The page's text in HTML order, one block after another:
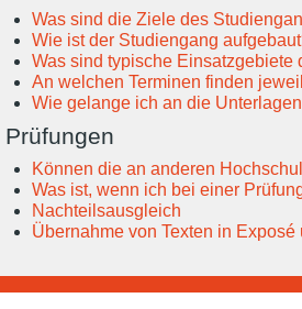
Was sind die Ziele des
Wie ist der Studiengang
Was sind typische Einsatzgebiete
An welchen Terminen finden
Wie gelange ich an die
Prüfungen
Können die an anderen
Was ist, wenn ich bei einer
Nachteilsausgleich
Übernahme von Texten in Exposé